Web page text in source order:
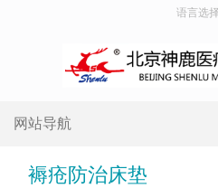
语言选
网站导航
褥疮防治床垫